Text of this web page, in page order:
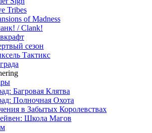
Tribes
of Madness
/ Clank!
сезон
Тактикс
Багровая Клятва
Полночная Охота
в Забытых Королевствах
Школа Магов